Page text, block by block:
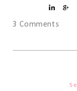
3 Comments